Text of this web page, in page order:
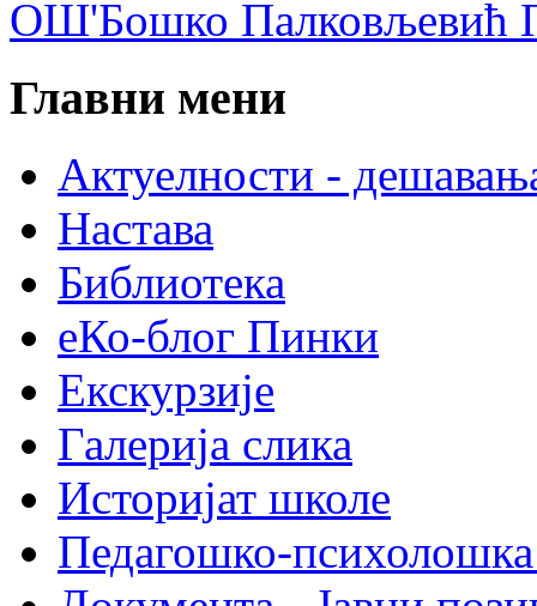
ОШ'Бошко Палковљевић
Главни мени
Актуелности -
Настава
Библиотека
еКо-блог Пинки
Екскурзије
Галерија слика
Историјат школе
Педагошко-психолошка